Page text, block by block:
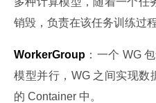
销毁，负责在该任务训练过
WorkerGroup ：一个 WG
模型并行，WG 之间实现数
的 Container 中。